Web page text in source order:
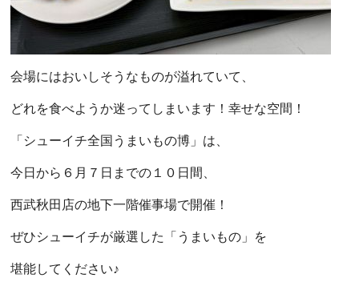
会場にはおいしそうなものが溢れていて、
どれを食べようか迷ってしまいます！幸せな空間！
「シューイチ全国うまいもの博」は、
今日から６月７日までの１０日間、
西武秋田店の地下一階催事場で開催！
ぜひシューイチが厳選した「うまいもの」を
堪能してください♪